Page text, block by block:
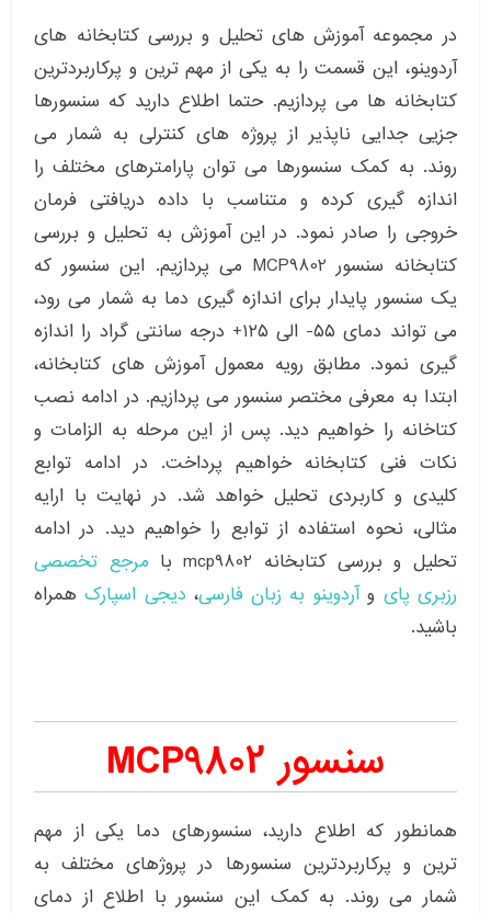
در مجموعه آموزش های تحلیل و بررسی کتابخانه های
آردوینو، این قسمت را به یکی از مهم ترین و پرکاربردترین
کتابخانه ها می پردازیم. حتما اطلاع دارید که سنسورها
جزیی جدایی ناپذیر از پروژه های کنترلی به شمار می
روند. به کمک سنسورها می توان پارامترهای مختلف را
اندازه گیری کرده و متناسب با داده دریافتی فرمان
خروجی را صادر نمود. در این آموزش به تحلیل و بررسی
کتابخانه سنسور MCP9802 می پردازیم. این سنسور که
یک سنسور پایدار برای اندازه گیری دما به شمار می رود،
می تواند دمای ۵۵- الی ۱۲۵+ درجه سانتی گراد را اندازه
گیری نمود. مطابق رویه معمول آموزش های کتابخانه،
ابتدا به معرفی مختصر سنسور می پردازیم. در ادامه نصب
کتاخانه را خواهیم دید. پس از این مرحله به الزامات و
نکات فنی کتابخانه خواهیم پرداخت. در ادامه توابع
کلیدی و کاربردی تحلیل خواهد شد. در نهایت با ارایه
مثالی، نحوه استفاده از توابع را خواهیم دید. در ادامه
تحلیل و بررسی کتابخانه mcp9802 با
مرجع تخصصی
رزبری پای وآردوینو به زبان فارسی، دیجی اسپارکهمراه
باشید.
سنسور MCP9802
همانطور که اطلاع دارید، سنسورهای دما یکی از مهم
ترین و پرکاربردترین سنسورها در پروژهای مختلف به
شمار می روند. به کمک این سنسور با اطلاع از دمای